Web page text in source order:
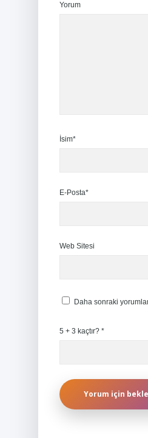
Yorum
İsim*
E-Posta*
Web Sitesi
Daha sonraki
5 + 3 kaçtır? *